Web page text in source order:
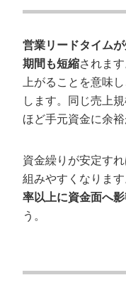
営業リードタイム
期間も短縮されま
上がることを意味
します。同じ売上
ほど手元資金に余裕
資金繰りが安定す
組みやすくなります
率以上に資金面へ
う。